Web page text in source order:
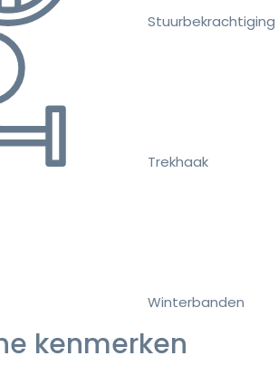
Stuurbekrachtiging
Trekhaak
Winterbanden
kenmerken